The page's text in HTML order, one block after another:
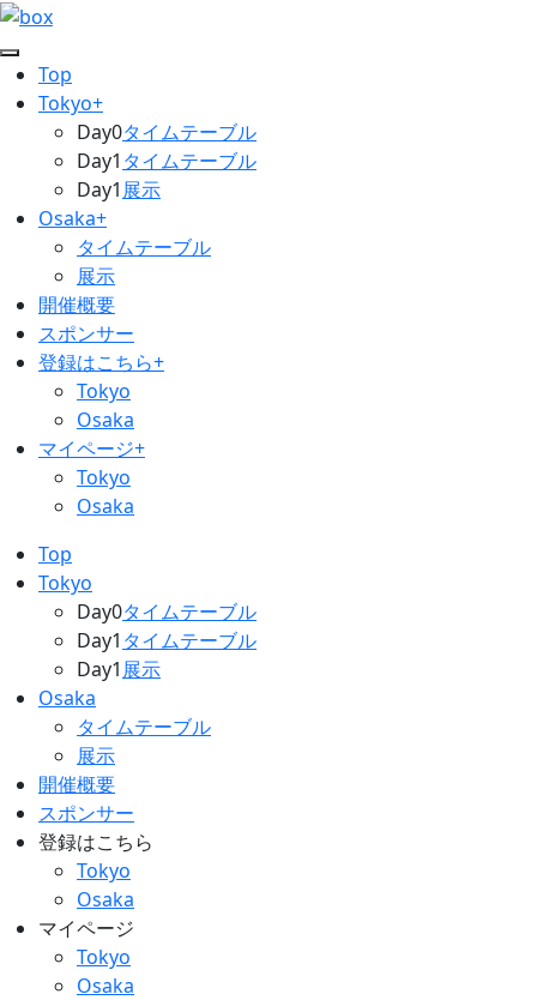
Top
Tokyo+
Day0タイムテーブル
Day1 タイムテーブル
Day1展示
Osaka+
タイムテーブル
展示
開催概要
スポンサー
登録はこちら+
Tokyo
Osaka
マイページ+
Tokyo
Osaka
Top
Tokyo
Day0タイムテーブル
Day1 タイムテーブル
Day1展示
Osaka
タイムテーブル
展示
開催概要
スポンサー
登録はこちら
Tokyo
Osaka
マイページ
Tokyo
Osaka